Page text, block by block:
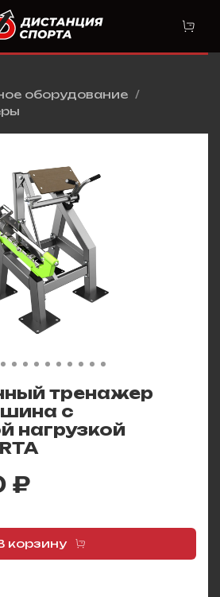
оборудование
тренажер
с
нагрузкой
₽
корзину